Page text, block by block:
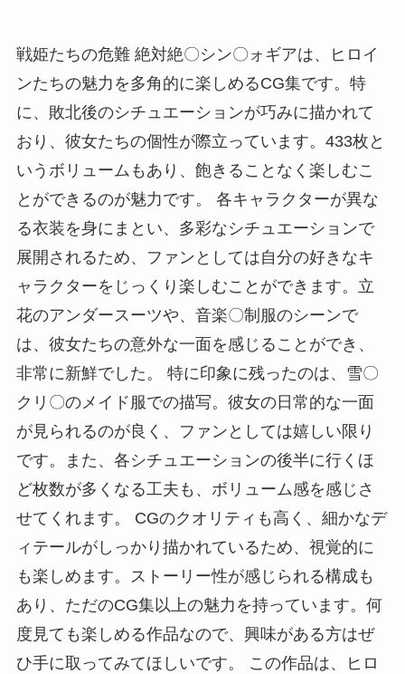
戦姫たちの危難 絶対絶〇シン〇ォギアは、ヒロイ
ンたちの魅力を多角的に楽しめるCG集です。特
に、敗北後のシチュエーションが巧みに描かれて
おり、彼女たちの個性が際立っています。433枚と
いうボリュームもあり、飽きることなく楽しむこ
とができるのが魅力です。 各キャラクターが異な
る衣装を身にまとい、多彩なシチュエーションで
展開されるため、ファンとしては自分の好きなキ
ャラクターをじっくり楽しむことができます。立
花のアンダースーツや、音楽〇制服のシーンで
は、彼女たちの意外な一面を感じることができ、
非常に新鮮でした。 特に印象に残ったのは、雪〇
クリ〇のメイド服での描写。彼女の日常的な一面
が見られるのが良く、ファンとしては嬉しい限り
です。また、各シチュエーションの後半に行くほ
ど枚数が多くなる工夫も、ボリューム感を感じさ
せてくれます。 CGのクオリティも高く、細かなデ
ィテールがしっかり描かれているため、視覚的に
も楽しめます。ストーリー性が感じられる構成も
あり、ただのCG集以上の魅力を持っています。何
度見ても楽しめる作品なので、興味がある方はぜ
ひ手に取ってみてほしいです。 この作品は、ヒロ